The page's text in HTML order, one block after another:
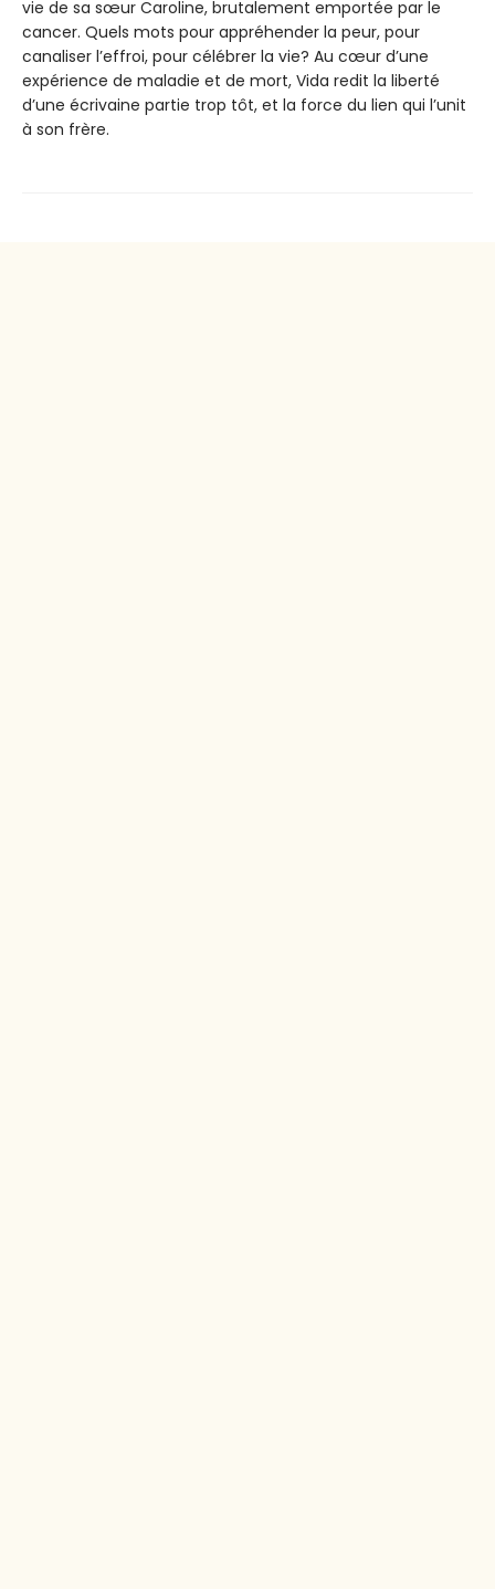
vie de sa sœur Caroline, brutalement emportée par le
cancer. Quels mots pour appréhender la peur, pour
canaliser l’effroi, pour célébrer la vie? Au cœur d’une
expérience de maladie et de mort, Vida redit la liberté
d’une écrivaine partie trop tôt, et la force du lien qui l’unit
à son frère.